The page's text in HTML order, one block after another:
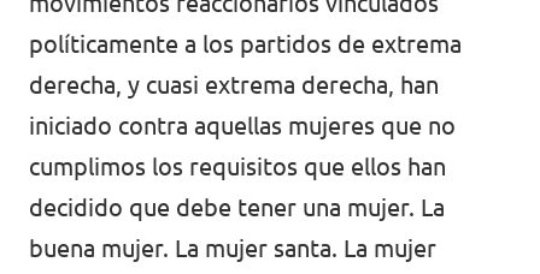
políticamente a los partidos de extrema
derecha, y cuasi extrema derecha, han
iniciado contra aquellas mujeres que no
cumplimos los requisitos que ellos han
decidido que debe tener una mujer. La
buena mujer. La mujer santa. La mujer